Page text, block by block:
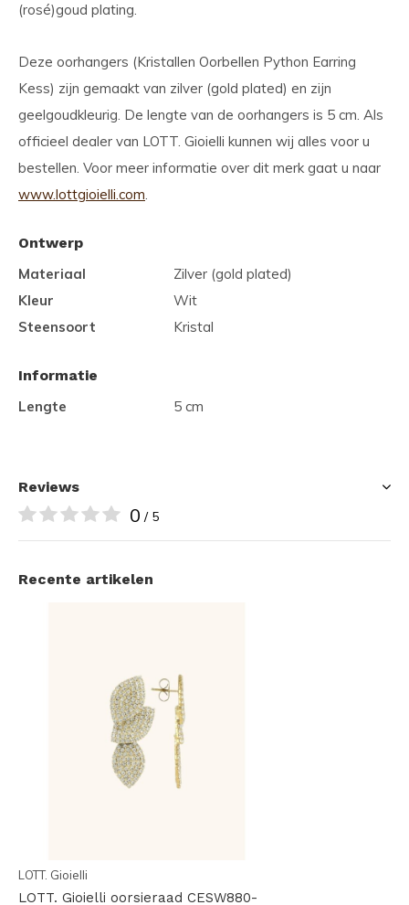
(rosé)goud plating.
Deze oorhangers (Kristallen Oorbellen Python Earring
Kess) zijn gemaakt van zilver (gold plated) en zijn
geelgoudkleurig. De lengte van de oorhangers is 5 cm. Als
officieel dealer van LOTT. Gioielli kunnen wij alles voor u
bestellen. Voor meer informatie over dit merk gaat u naar
www.lottgioielli.com.
Ontwerp
Materiaal
Zilver (gold plated)
Kleur
Wit
Steensoort
Kristal
Informatie
Lengte
5 cm
Reviews
0 / 5
Recente artikelen
LOTT. Gioielli
LOTT. Gioielli oorsieraad CESW880-